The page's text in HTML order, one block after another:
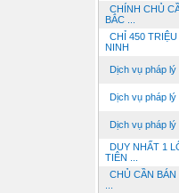
CHÍNH CHỦ
BẮC ...
CHỈ 450
NINH
Dịch vụ pháp lý
Dịch vụ pháp lý
Dịch vụ pháp lý
DUY NHẤT 1
TIÊN ...
CHỦ CẦN BÁN